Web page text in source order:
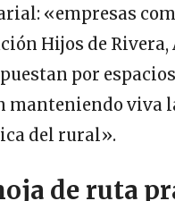
«empresas
Hijos de Rivera,
por
manteniendo viva
del rural».
de ruta